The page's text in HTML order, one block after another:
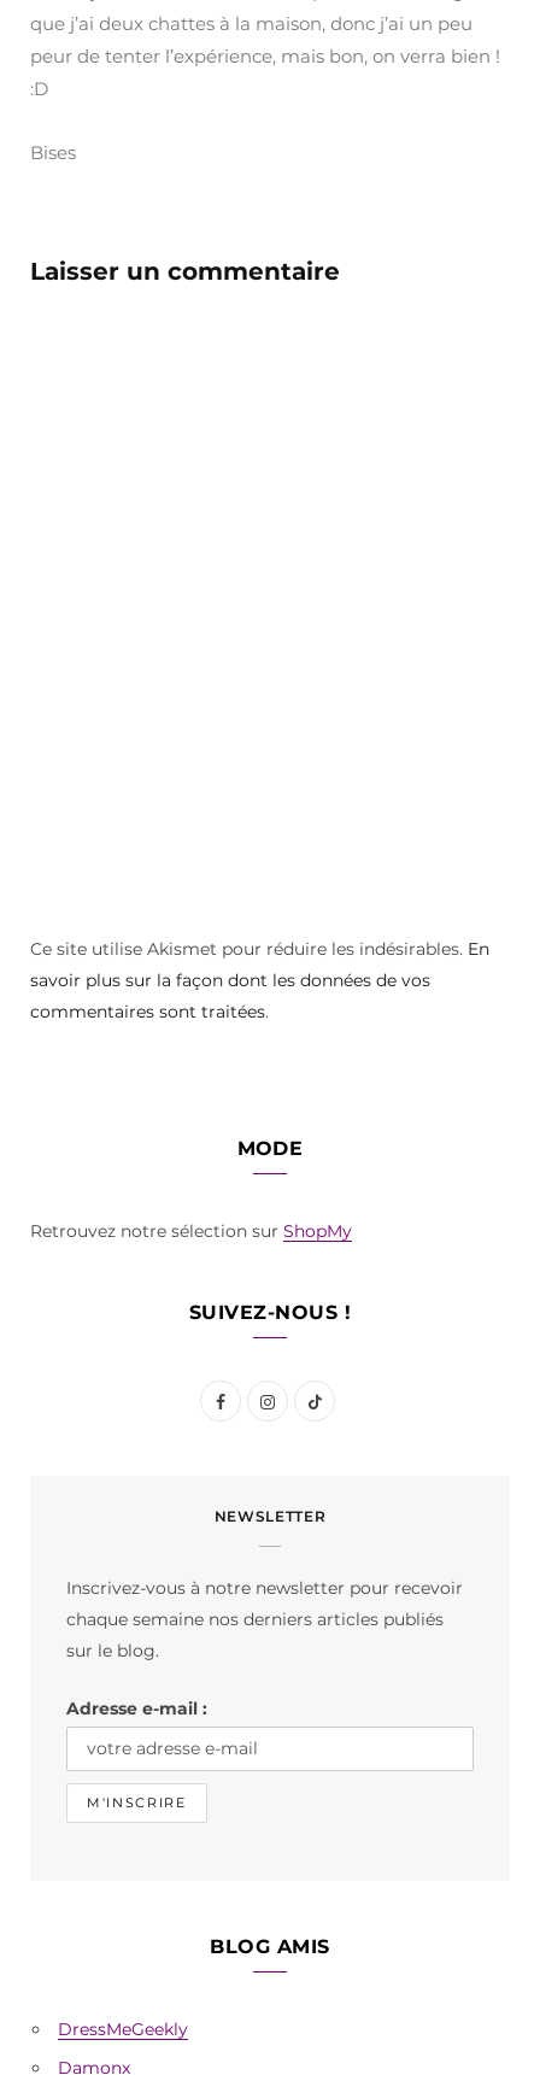
que j’ai deux chattes à la maison, donc j’ai un peu
peur de tenter l’expérience, mais bon, on verra bien !
:D
Bises
Laisser un commentaire
Ce site utilise Akismet pour réduire les indésirables. En
savoir plus sur la façon dont les données de vos
commentaires sont traitées.
MODE
Retrouvez notre sélection sur ShopMy
SUIVEZ-NOUS !
F
e
I
t
m
T
T
NEWSLETTER
Inscrivez-vous à notre newsletter pour recevoir
chaque semaine nos derniers articles publiés
sur le blog.
Adresse e-mail :
BLOG AMIS
DressMeGeekly
Damonx